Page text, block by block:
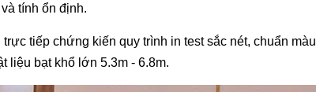
tính ổn định.
trực tiếp chứng kiến quy trình in test sắc nét, chuẩn màu
liệu bạt khổ lớn 5.3m - 6.8m.